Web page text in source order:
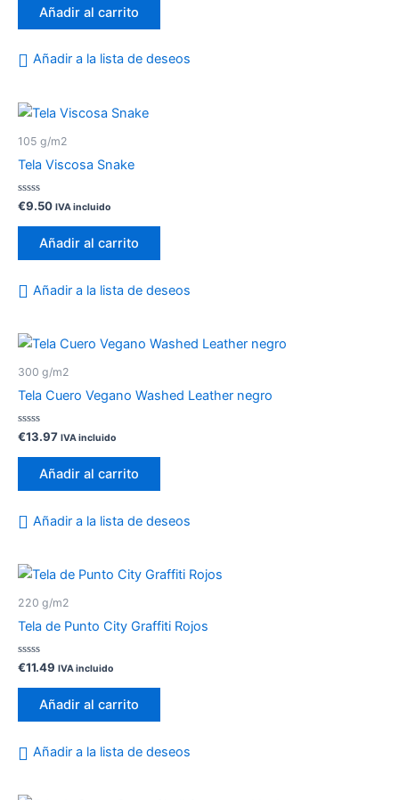
Añadir al carrito
Añadir a la lista de deseos
105 g/m2
Tela Viscosa Snake
Valorado
con
0
€9.50 IVA incluido
Añadir al carrito
Añadir a la lista de deseos
300 g/m2
Tela Cuero Vegano Washed Leather negro
Valorado
con
0
€13.97 IVA incluido
Añadir al carrito
Añadir a la lista de deseos
220 g/m2
Tela de Punto City Graffiti Rojos
Valorado
0
€11.49 IVA incluido
Añadir al carrito
Añadir a la lista de deseos